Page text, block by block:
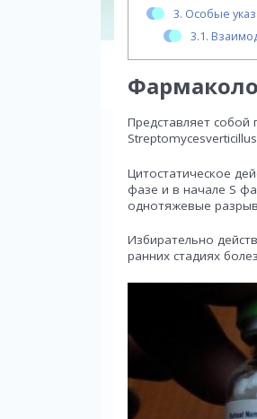
3. Особые
3.1.
Представляет
Цитостатическое
фазе и в начале S
однотяжевые
Избирательно
ранних стадиях